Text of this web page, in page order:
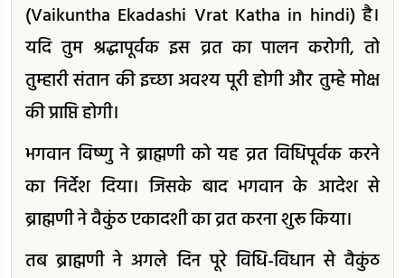
(Vaikuntha Ekadashi Vrat Katha in hindi) है।
यदि तुम श्रद्धापूर्वक इस व्रत का पालन करोगी, तो
तुम्हारी संतान की इच्छा अवश्य पूरी होगी और तुम्हे मोक्ष
की प्राप्ति होगी।
भगवान विष्णु ने ब्राह्मणी को यह व्रत विधिपूर्वक करने
का निर्देश दिया। जिसके बाद भगवान के आदेश से
ब्राह्मणी ने वैकुंठ एकादशी का व्रत करना शुरू किया।
तब ब्राह्मणी ने अगले दिन पूरे विधि-विधान से वैकुंठ